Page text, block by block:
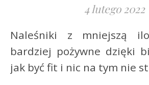
4 lutego 2022
Naleśniki z mniejszą ilością węgli i
bardziej pożywne dzięki
jak być fit i nic na tym nie